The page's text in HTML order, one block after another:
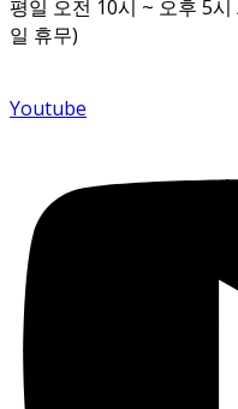
평일 오전 10시 ~ 오후 5
일 휴무)
Youtube